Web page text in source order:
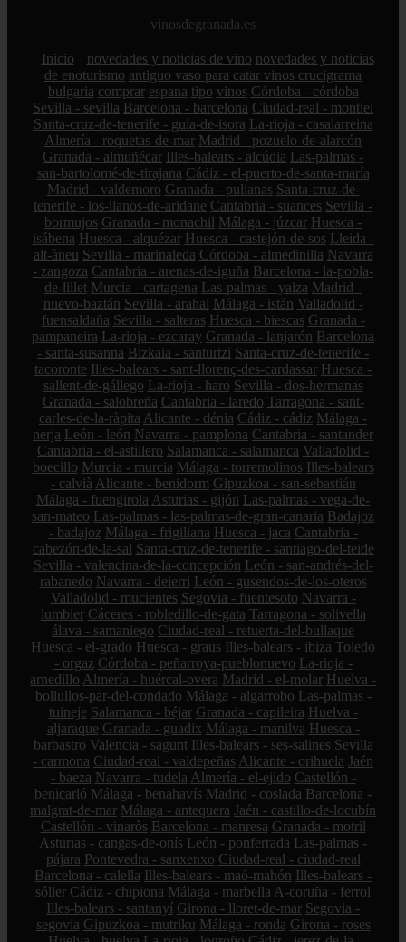
vinosdegranada.es
Inicio novedades y noticias de vino novedades y noticias
de enoturismo antiguo vaso para catar vinos crucigrama
bulgaria comprar espana tipo vinos Córdoba - córdoba
Sevilla - sevilla Barcelona - barcelona Ciudad-real - montiel
Santa-cruz-de-tenerife - guía-de-isora La-rioja - casalarreina
Almería - roquetas-de-mar Madrid - pozuelo-de-alarcón
Granada - almuñécar Illes-balears - alcúdia Las-palmas -
san-bartolomé-de-tirajana Cádiz - el-puerto-de-santa-maría
Madrid - valdemoro Granada - pulianas Santa-cruz-de-
tenerife - los-llanos-de-aridane Cantabria - suances Sevilla -
bormujos Granada - monachil Málaga - júzcar Huesca -
isábena Huesca - alquézar Huesca - castejón-de-sos Lleida -
alt-àneu Sevilla - marinaleda Córdoba - almedinilla Navarra
- zangoza Cantabria - arenas-de-iguña Barcelona - la-pobla-
de-lillet Murcia - cartagena Las-palmas - yaiza Madrid -
nuevo-baztán Sevilla - arahal Málaga - istán Valladolid -
fuensaldaña Sevilla - salteras Huesca - biescas Granada -
pampaneira La-rioja - ezcaray Granada - lanjarón Barcelona
- santa-susanna Bizkaia - santurtzi Santa-cruz-de-tenerife -
tacoronte Illes-balears - sant-llorenç-des-cardassar Huesca -
sallent-de-gállego La-rioja - haro Sevilla - dos-hermanas
Granada - salobreña Cantabria - laredo Tarragona - sant-
carles-de-la-ràpita Alicante - dénia Cádiz - cádiz Málaga -
nerja León - león Navarra - pamplona Cantabria - santander
Cantabria - el-astillero Salamanca - salamanca Valladolid -
boecillo Murcia - murcia Málaga - torremolinos Illes-balears
- calvià Alicante - benidorm Gipuzkoa - san-sebastián
Málaga - fuengirola Asturias - gijón Las-palmas - vega-de-
san-mateo Las-palmas - las-palmas-de-gran-canaria Badajoz
- badajoz Málaga - frigiliana Huesca - jaca Cantabria -
cabezón-de-la-sal Santa-cruz-de-tenerife - santiago-del-teide
Sevilla - valencina-de-la-concepción León - san-andrés-del-
rabanedo Navarra - deierri León - gusendos-de-los-oteros
Valladolid - mucientes Segovia - fuentesoto Navarra -
lumbier Cáceres - robledillo-de-gata Tarragona - solivella
álava - samaniego Ciudad-real - retuerta-del-bullaque
Huesca - el-grado Huesca - graus Illes-balears - ibiza Toledo
- orgaz Córdoba - peñarroya-pueblonuevo La-rioja -
arnedillo Almería - huércal-overa Madrid - el-molar Huelva -
bollullos-par-del-condado Málaga - algarrobo Las-palmas -
tuineje Salamanca - béjar Granada - capileira Huelva -
aljaraque Granada - guadix Málaga - manilva Huesca -
barbastro Valencia - sagunt Illes-balears - ses-salines Sevilla
- carmona Ciudad-real - valdepeñas Alicante - orihuela Jaén
- baeza Navarra - tudela Almería - el-ejido Castellón -
benicarló Málaga - benahavís Madrid - coslada Barcelona -
malgrat-de-mar Málaga - antequera Jaén - castillo-de-locubín
Castellón - vinaròs Barcelona - manresa Granada - motril
Asturias - cangas-de-onís León - ponferrada Las-palmas -
pájara Pontevedra - sanxenxo Ciudad-real - ciudad-real
Barcelona - calella Illes-balears - maó-mahón Illes-balears -
sóller Cádiz - chipiona Málaga - marbella A-coruña - ferrol
Illes-balears - santanyí Girona - lloret-de-mar Segovia -
segovia Gipuzkoa - mutriku Málaga - ronda Girona - roses